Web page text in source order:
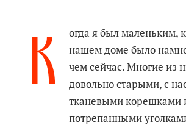
К
огда я был маленьким,
нашем доме было
чем сейчас. Многие из
довольно старыми, с
тканевыми корешками
потрепанными